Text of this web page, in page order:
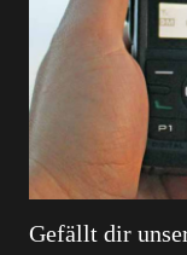
Gefällt dir